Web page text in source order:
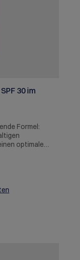
30 im
Formel:
optimalen
Henri
Hitze und